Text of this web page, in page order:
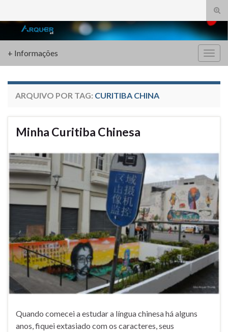
de
Search for:
+ Informações
ARQUIVO POR TAG: CURITIBA CHINA
Minha Curitiba Chinesa
Quando comecei a estudar a língua chinesa há alguns
anos, fiquei extasiado com os caracteres, seus